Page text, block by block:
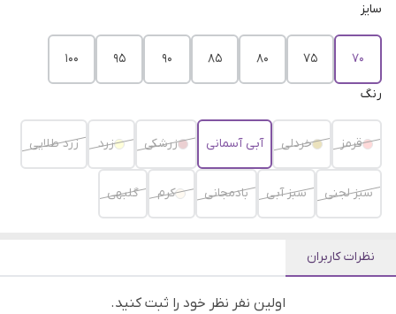
سایز
۷۰ ۷۵ ۸۰ ۸۵ ۹۰ ۹۵ ۱۰۰
رنگ
قرمز خردلی آبی آسمانی زرشکی زرد زرد طلایی
سبز لجنی سبز آبی بادمجانی کرم گلبهی
نظرات کاربران
اولین نفر نظر خود را ثبت کنید.